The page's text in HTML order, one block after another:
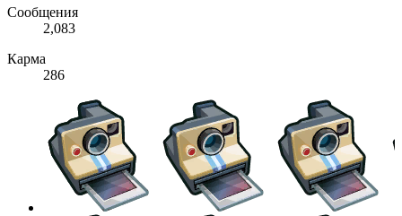
Сообщения
2,083
Карма
286